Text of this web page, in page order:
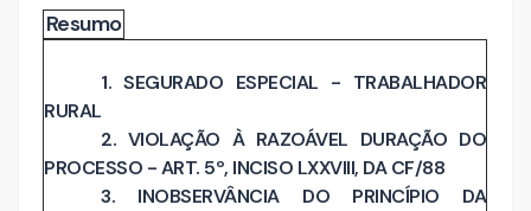
Resumo
1. SEGURADO ESPECIAL - TRABALHADOR
RURAL
2. VIOLAÇÃO À RAZOÁVEL DURAÇÃO DO
PROCESSO - ART. 5º, INCISO LXXVIII, DA CF/88
3. INOBSERVÂNCIA DO PRINCÍPIO DA